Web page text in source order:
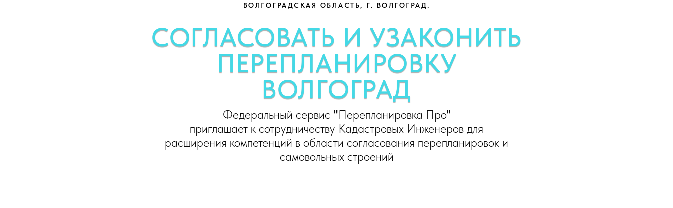
ВОЛГОГРАДСКАЯ ОБЛАСТЬ, Г. ВОЛГОГРАД.
СОГЛАСОВАТЬ И УЗАКОНИТЬ
ПЕРЕПЛАНИРОВКУ
ВОЛГОГРАД
Федеральный сервис "Перепланировка Про"
приглашает к сотрудничеству Кадастровых Инженеров для
расширения компетенций в области согласования перепланировок и
самовольных строений